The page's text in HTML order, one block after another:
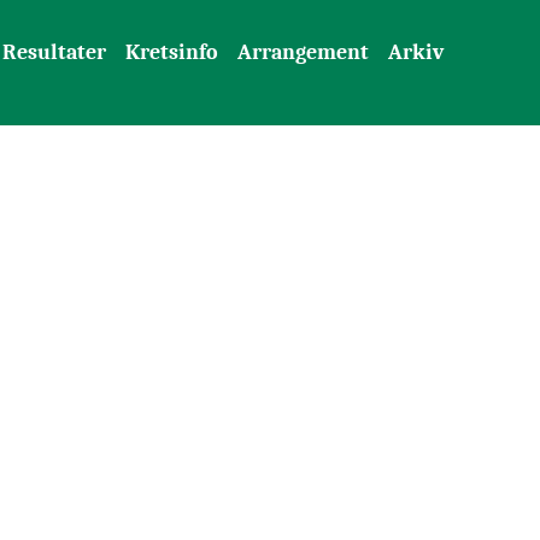
Resultater Kretsinfo Arrangement Arkiv